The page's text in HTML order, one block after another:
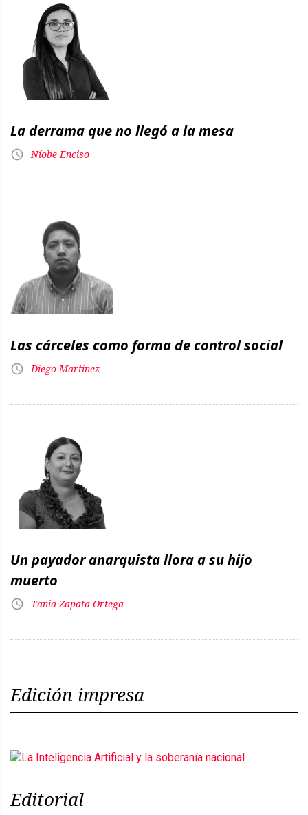
La derrama que no llegó a la mesa
Níobe Enciso
Las cárceles como forma de control social
Diego Martínez
Un payador anarquista llora a su hijo
muerto
Tania Zapata Ortega
Edición impresa
Editorial